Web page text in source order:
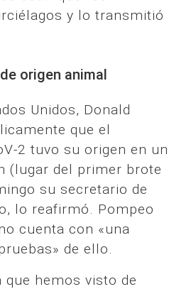
y lo transmitió
origen animal
Unidos, Donald
que el
2 tuvo su origen en un
(lugar del primer brote
su secretario de
lo reafirmó. Pompeo
cuenta con «una
de ello.
que hemos visto de